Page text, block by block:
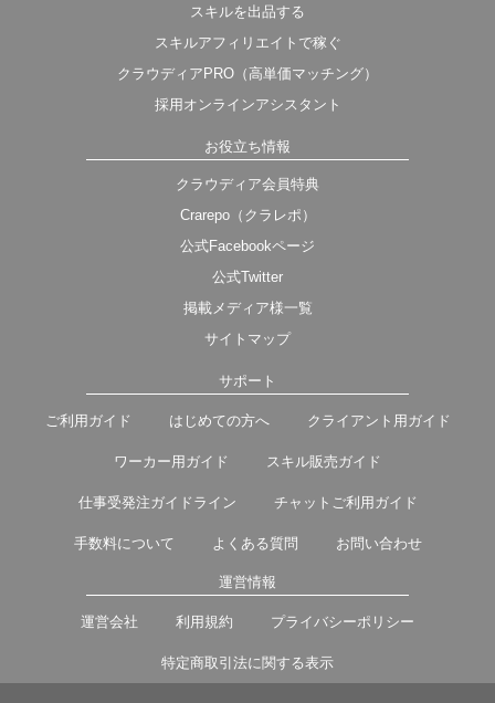
スキルを出品する
スキルアフィリエイトで稼ぐ
クラウディアPRO（高単価マッチング）
採用オンラインアシスタント
お役立ち情報
クラウディア会員特典
Crarepo（クラレポ）
公式Facebookページ
公式Twitter
掲載メディア様一覧
サイトマップ
サポート
ご利用ガイド はじめての方へ クライアント用ガイド
ワーカー用ガイド スキル販売ガイド
仕事受発注ガイドライン チャットご利用ガイド
手数料について よくある質問 お問い合わせ
運営情報
運営会社 利用規約 プライバシーポリシー
特定商取引法に関する表示